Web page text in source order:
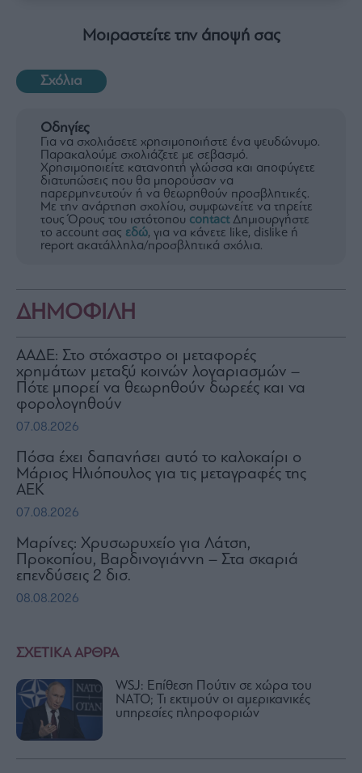
ΣΧΕΤΙΚΑ ΑΡΘΡΑ
WSJ: Eπίθεση Πούτιν σε χώρα του
ΝΑΤΟ; Τι εκτιμούν οι αμερικανικές
υπηρεσίες πληροφοριών
Μοιραστείτε την άποψή σας
Σχόλια
Οδηγίες
Για να σχολιάσετε χρησιμοποιήστε ένα ψευδώνυμο.
Παρακαλούμε σχολιάζετε με σεβασμό.
Χρησιμοποιείτε κατανοητή γλώσσα και αποφύγετε
διατυπώσεις που θα μπορούσαν να
παρερμηνευτούν ή να θεωρηθούν προσβλητικές.
Με την ανάρτηση σχολίου, συμφωνείτε να τηρείτε
τους Όρους του ιστότοπου contactΔημιουργήστε
το account σας εδώ, για να κάνετε like, dislike ή
report ακατάλληλα/προσβλητικά σχόλια.
ΔΗΜΟΦΙΛΗ
ΑΑΔΕ: Στο στόχαστρο οι μεταφορές
χρημάτων μεταξύ κοινών λογαριασμών –
Πότε μπορεί να θεωρηθούν δωρεές και να
φορολογηθούν
07.08.2026
Πόσα έχει δαπανήσει αυτό το καλοκαίρι ο
Μάριος Ηλιόπουλος για τις μεταγραφές της
ΑΕΚ
07.08.2026
Μαρίνες: Χρυσωρυχείο για Λάτση,
Προκοπίου, Βαρδινογιάννη – Στα σκαριά
επενδύσεις 2 δισ.
08.08.2026